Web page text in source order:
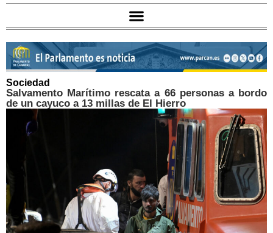
Sociedad
Salvamento Marítimo rescata a 66 personas a bordo
de un cayuco a 13 millas de El Hierro